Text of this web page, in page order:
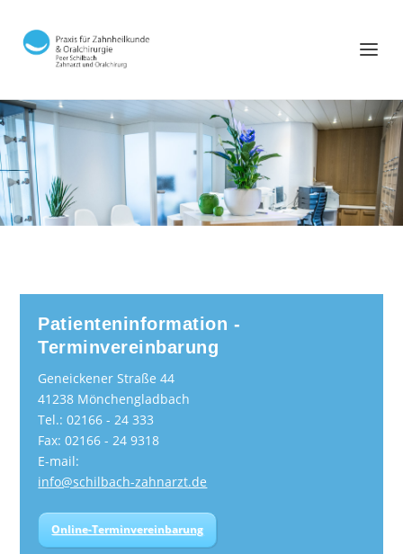
Patienteninformation -
Terminvereinbarung
Geneickener Straße 44
41238 Mönchengladbach
Tel.: 02166 - 24 333
Fax: 02166 - 24 9318
E-mail:
info@schilbach-zahnarzt.de
Online-Terminvereinbarung